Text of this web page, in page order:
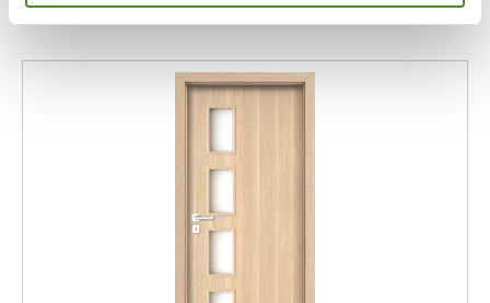
Podobne produkty